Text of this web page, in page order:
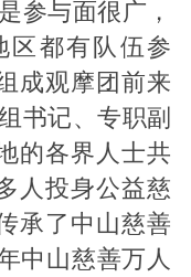
参与面很广，
区都有队伍参
成观摩团前来
书记、专职副
的各界人士共
人投身公益慈
承了中山慈善
中山慈善万人